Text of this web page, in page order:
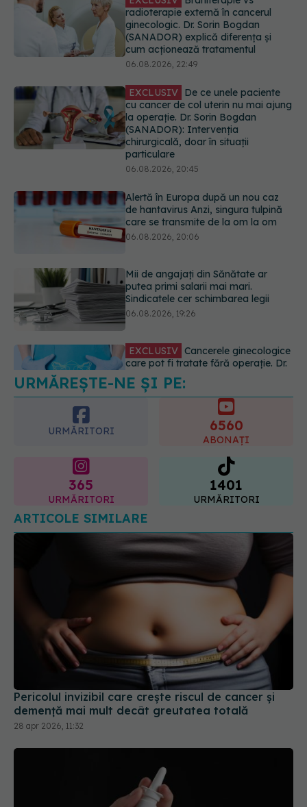
EXCLUSIV De ce unele paciente
cu cancer de col uterin nu mai ajung
la operație. Dr. Sorin Bogdan
(SANADOR): Intervenția
chirurgicală, doar în situații
particulare
06.08.2026, 20:45
Alertă în Europa după un nou caz
de hantavirus Anzi, singura tulpină
care se transmite de la om la om
06.08.2026, 20:06
putea primi salarii mai mari.
Sindicatele cer schimbarea legii
06.08.2026, 19:26
care pot fi tratate fără operație. Dr.
Sorin Bogdan (SANADOR): Chirurgia
este indicată doar punctual, pentru
anumite categorii de paciente
EXCLUSIV
Brahiterapie vs
radioterapie externă în cancerul
ginecologic. Dr. Sorin Bogdan
(SANADOR) explică diferența și
cum acționează tratamentul
URMĂREȘTE-NE ȘI PE:
URMĂRITORI 6560
ABONAȚI
URMĂRITORI
1401
URMĂRITORI
ARTICOLE SIMILARE
Pericolul invizibil care crește riscul de cancer și
demență mai mult decât greutatea totală
28 apr 2026, 11:32